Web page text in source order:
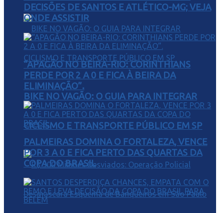
BIKE NO VAGÃO: O GUIA PARA INTEGRAR
CICLISMO E TRANSPORTE PÚBLICO EM SP
DECISÕES DE SANTOS E ATLÉTICO-MG; VEJA
ONDE ASSISTIR
“APAGÃO NO BEIRA-RIO: CORINTHIANS
PERDE POR 2 A 0 E FICA À BEIRA DA
ELIMINAÇÃO”.
PALMEIRAS DOMINA O FORTALEZA, VENCE
POR 3 A 0 E FICA PERTO DAS QUARTAS DA
COPA DO BRASIL